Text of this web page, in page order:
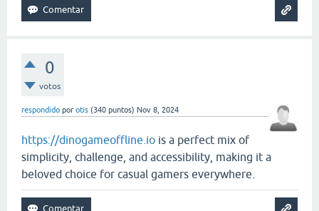
0
votos
respondido por otis (340 puntos) Nov 8, 2024
https://dinogameoffline.io is a perfect mix of
simplicity, challenge, and accessibility, making it a
beloved choice for casual gamers everywhere.